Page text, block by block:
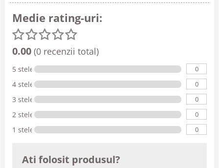
Medie rating-uri:
0.00 (0 recenzii total)
5 stele 0
4 stele 0
3 stele 0
2 stele 0
1 stele 0
Ati folosit produsul?